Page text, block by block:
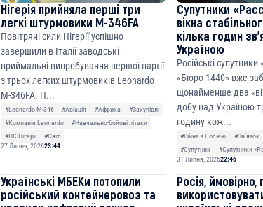
Нігерія прийняла перші три
легкі штурмовики M-346FA
Повітряні сили Нігерії успішно
завершили в Італії заводські
приймальні випробування першої партії
з трьох легких штурмовиків Leonardo
M-346FA. П...
#Leonardo M-346 #Авіація #Африка
#Закупівлі
#Компанія Leonardo
#Навчально-бойові літаки
#ПС Нігерії
#Світ
27 Липня, 202623:44
Супутники
вікна
кілька годин
Україною
Російські супутники
«Бюро 1440» вже
щонайменше два
добу над Україною
годину кож...
#Війна з Росією #Звʼязок
#Супутник
#Супутники
31 Липня, 202622:46
Українські МБЕКи потопили
російський контейнеровоз та
Росія, ймовірно,